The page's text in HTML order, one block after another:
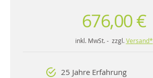
676,00 €
inkl. MwSt. - zzgl. Versand*
25 Jahre Erfahrung